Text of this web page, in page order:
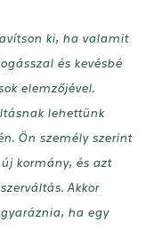
ki, ha valamit
és kevésbé
elemzőjével.
lehettünk
Ön személy szerint
kormány, és azt
Akkor
ha egy